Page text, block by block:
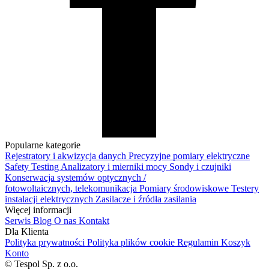
Popularne kategorie
Rejestratory i akwizycja danych Precyzyjne pomiary elektryczne
Safety Testing Analizatory i mierniki mocy Sondy i czujniki
Konserwacja systemów optycznych /
fotowoltaicznych, telekomunikacja Pomiary środowiskowe Testery
instalacji elektrycznych Zasilacze i źródła zasilania
Więcej informacji
Serwis Blog O nas Kontakt
Dla Klienta
Polityka prywatności Polityka plików cookie Regulamin Koszyk
Konto
© Tespol Sp. z o.o.